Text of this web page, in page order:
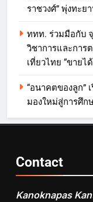
ราชวงศ์” พุ่งทะย
ททท. ร่วมมือกับ
วิชาการและการ
เที่ยวไทย “ขายไ
“อนาคตของลูก”
มองใหม่สู่การศึก
Contact
Kanoknapas